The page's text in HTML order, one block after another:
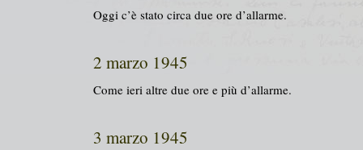
Oggi c’è stato circa due ore d’allarme.
2 marzo 1945
Come ieri altre due ore e più d’allarme.
3 marzo 1945